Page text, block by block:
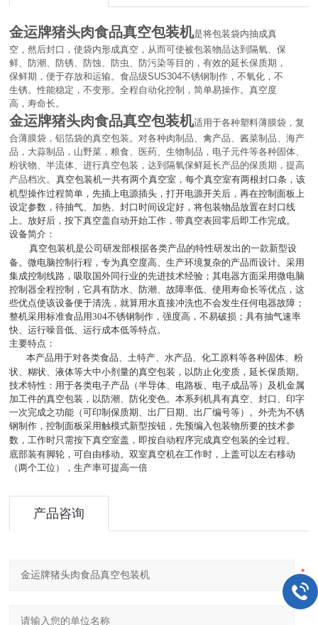
金运牌猪头肉食品真空包装机是将包装袋内抽成真
空，然后封口，使袋内形成真空，从而可使被包装物品达到隔氧、保
鲜、防潮、防锈、防蚀、防虫、防污染等目的，有效的延长保质期，
保鲜期，便于存放和运输。食品级SUS304不锈钢制作，不氧化，不
生锈。性能稳定，不变形。全程自动化控制，简单易操作。真空度
高，寿命长。
金运牌猪头肉食品真空包装机适用于各种塑料薄膜袋，复
合薄膜袋，铝箔袋的真空包装。对各种肉制品、禽产品、酱菜制品、海产
品，大蒜制品，山野菜，粮食、医药、生物制品，电子元件等各种固体、
粉状物、半流体、进行真空包装，达到隔氧保鲜延长产品的保质期，提高
产品档次 。真空包装机一共有两个真空室，每个真空室有两根封口条，该
机型操作过程简单，先插上电源插头，打开电源开关后，再在控制面板上
设定参数，待抽气、加热、封口时间设定好，将包装物品放置在封口线
上。放好后，按下真空盖自动开始工作，带真空表回零后即工作完成。
设备简介：
真空包装机是公司研发部根据各类产品的特性研发出的一款新型设
备。微电脑控制行程，专为真空度高、生产环境复杂的产品而设计。采用
集成控制线路，吸取国外同行业的先进技术经验；其电器方面采用微电脑
控制器全程控制，它具有防水、防潮、故障率低、使用寿命长等优点，这
些优点使该设备便于清洗，就算用水直接冲洗也不会发生任何电器故障；
整机采用标准食品用304不锈钢制作，强度高，不易破损；具有抽气速率
快、运行噪音低、运行成本低等特点。
主要特点：
本产品用于对各类食品、土特产、水产品、化工原料等各种固体、粉
状、糊状、液体等大中小剂量的真空包装，以防止化变质，延长保质期。
技术特性：用于各类电子产品（半导体、电路板、电子成品等）及机金属
加工件的真空包装，以防潮、防化变色。本系列机具有真空、封口、印字
一次完成之功能（可印制保质期、出厂日期、出厂编号等）。外壳为不锈
钢制作，控制面板采用触模式新型按钮，先预编入包装物所要的技术参
数，工作时只需按下真空室盖，即按自动程序完成真空包装的全过程。
底部装有脚轮，可自由移动。双室真空机在工作时，上盖可以左右移动
（两个工位），生产率可提高一倍
产品咨询